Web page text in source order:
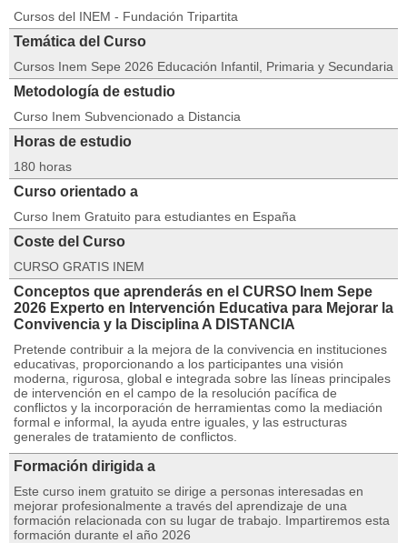
Cursos del INEM - Fundación Tripartita
Temática del Curso
Cursos Inem Sepe 2026 Educación Infantil, Primaria y Secundaria
Metodología de estudio
Curso Inem Subvencionado a Distancia
Horas de estudio
180 horas
Curso orientado a
Curso Inem Gratuito para estudiantes en España
Coste del Curso
CURSO GRATIS INEM
Conceptos que aprenderás en el CURSO Inem Sepe
2026 Experto en Intervención Educativa para Mejorar la
Convivencia y la Disciplina A DISTANCIA
Pretende contribuir a la mejora de la convivencia en instituciones
educativas, proporcionando a los participantes una visión
moderna, rigurosa, global e integrada sobre las líneas principales
de intervención en el campo de la resolución pacífica de
conflictos y la incorporación de herramientas como la mediación
formal e informal, la ayuda entre iguales, y las estructuras
generales de tratamiento de conflictos.
Formación dirigida a
Este curso inem gratuito se dirige a personas interesadas en
mejorar profesionalmente a través del aprendizaje de una
formación relacionada con su lugar de trabajo. Impartiremos esta
formación durante el año 2026